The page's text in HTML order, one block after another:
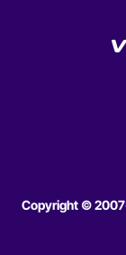
Copyright ©